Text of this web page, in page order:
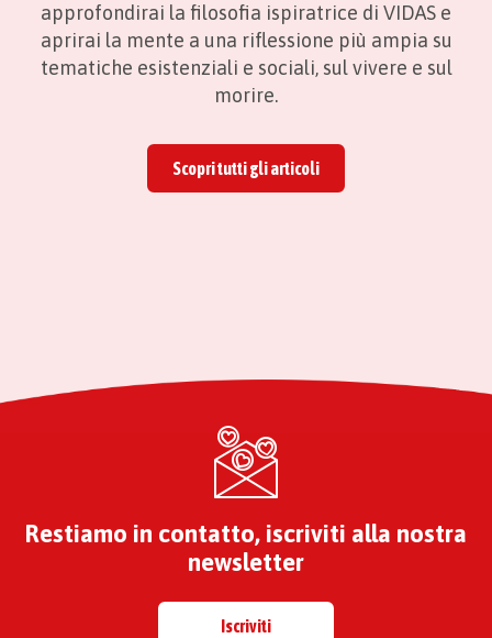
approfondirai la filosofia ispiratrice di VIDAS e
aprirai la mente a una riflessione più ampia su
tematiche esistenziali e sociali, sul vivere e sul
morire.
Scopri tutti gli articoli
Restiamo in contatto, iscriviti alla nostra
newsletter
Iscriviti